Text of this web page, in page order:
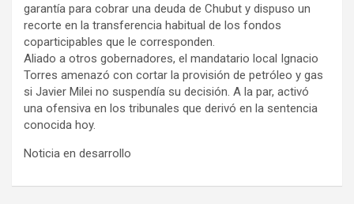
garantía para cobrar una deuda de Chubut y dispuso un
recorte en la transferencia habitual de los fondos
coparticipables que le corresponden.
Aliado a otros gobernadores, el mandatario local Ignacio
Torres amenazó con cortar la provisión de petróleo y gas
si Javier Milei no suspendía su decisión. A la par, activó
una ofensiva en los tribunales que derivó en la sentencia
conocida hoy.
Noticia en desarrollo